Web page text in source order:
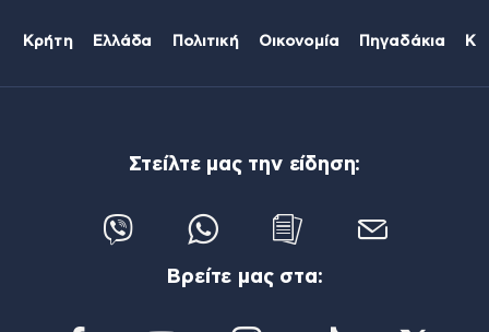
Κρήτη Ελλάδα Πολιτική Οικονομία Πηγαδάκια
Στείλτε μας την είδηση:
Βρείτε μας στα: